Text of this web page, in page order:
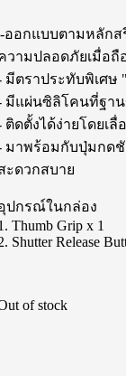
ออกแบบตามหลักส
วามปลอดภัยเมื่อถื
มีตราประทับพิเศษ
มีแผ่นซิลิโคนที่ฐา
ติดตั้งได้ง่ายโดยเลื่
มาพร้อมกับปุ่มกดชั
ะดวกสบาย
ปกรณ์ในกล่อง
Thumb Grip x 1
Shutter Release
of stock